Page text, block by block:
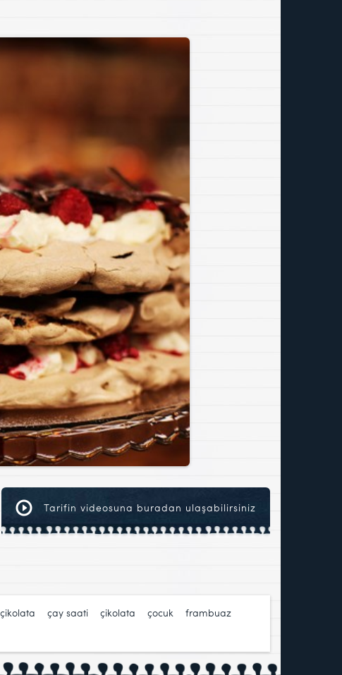
Tarifin videosuna buradan ulaşabilirsiniz
çay saati çikolata çocuk frambuaz